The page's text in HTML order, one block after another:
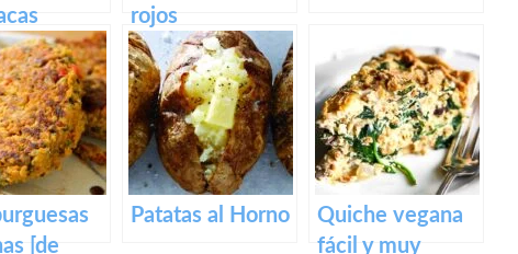
rojos
[de
Patatas al Horno
Quiche vegana
fácil y muy